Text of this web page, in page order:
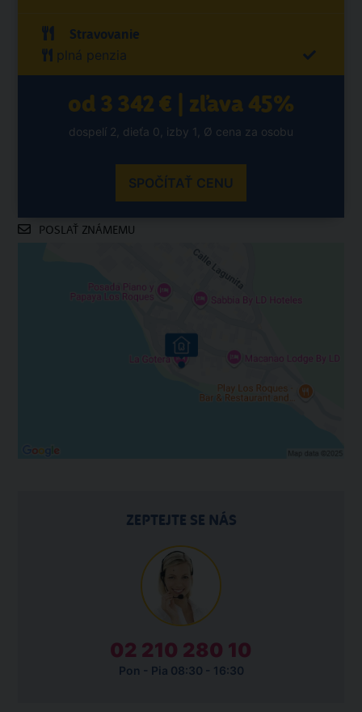
Stravovanie
plná penzia
od 3 342 € | zľava 45%
dospelí 2, dieťa 0, izby 1, Ø cena za osobu
SPOČÍTAŤ CENU
POSLAŤ ZNÁMEMU
ZEPTEJTE SE NÁS
02 210 280 10
Pon - Pia 08:30 - 16:30